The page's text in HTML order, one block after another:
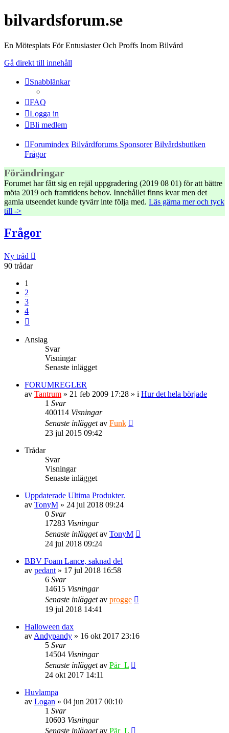
bilvardsforum.se
En Mötesplats För Entusiaster Och Proffs Inom Bilvård
Gå direkt till innehåll
Snabblänkar
FAQ
Logga in
Bli medlem
Forumindex Bilvårdforums Sponsorer Bilvårdsbutiken
Frågor
Förändringar
Forumet har fått sig en rejäl uppgradering (2019 08 01) för att bättre
möta 2019 och framtidens behov. Innehållet finns kvar men det
gamla utseendet kunde tyvärr inte följa med. Läs gärna mer och tyck
till ->
Frågor
Ny tråd
90 trådar
1
2
3
4
Anslag
Svar
Visningar
Senaste inlägget
FORUMREGLER
av Tantrum » 21 feb 2009 17:28 » i Hur det hela började
1 Svar
400114 Visningar
Senaste inläggetav Funk
23 jul 2015 09:42
Trådar
Svar
Visningar
Senaste inlägget
Uppdaterade Ultima Produkter.
av TonyM » 24 jul 2018 09:24
0 Svar
17283 Visningar
Senaste inläggetav TonyM
24 jul 2018 09:24
BBV Foam Lance, saknad del
av pedant » 17 jul 2018 16:58
6 Svar
14615 Visningar
Senaste inläggetav progge
19 jul 2018 14:41
Halloween dax
av Andypandy » 16 okt 2017 23:16
5 Svar
14504 Visningar
Senaste inläggetav Pär_L
24 okt 2017 14:11
Huvlampa
av Logan » 04 jun 2017 00:10
1 Svar
10603 Visningar
Senaste inläggetav Pär_L